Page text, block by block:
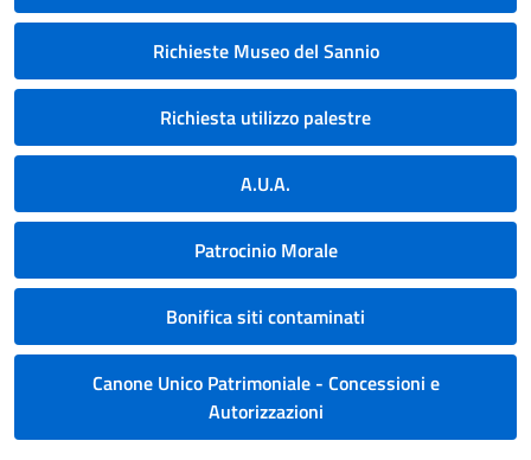
Richieste Museo del Sannio
Richiesta utilizzo palestre
A.U.A.
Patrocinio Morale
Bonifica siti contaminati
Canone Unico Patrimoniale - Concessioni e
Autorizzazioni